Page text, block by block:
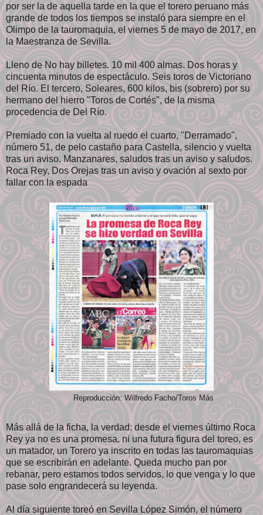
por ser la de aquella tarde en la que el torero peruano más
grande de todos los tiempos se instaló para siempre en el
Olimpo de la tauromaquia, el viernes 5 de mayo de 2017, en
la Maestranza de Sevilla.
Lleno de No hay billetes. 10 mil 400 almas. Dos horas y
cincuenta minutos de espectáculo. Seis toros de Victoriano
del Río. El tercero, Soleares, 600 kilos, bis (sobrero) por su
hermano del hierro "Toros de Cortés", de la misma
procedencia de Del Río.
Premiado con la vuelta al ruedo el cuarto, "Derramado",
número 51, de pelo castaño para Castella, silencio y vuelta
tras un aviso. Manzanares, saludos tras un aviso y saludos.
Roca Rey, Dos Orejas tras un aviso y ovación al sexto por
fallar con la espada
Reproducción: Wilfredo Facho/Toros Más
Más allá de la ficha, la verdad: desde el viernes último Roca
Rey ya no es una promesa, ni una futura figura del toreo, es
un matador, un Torero ya inscrito en todas las tauromaquias
que se escribirán en adelante. Queda mucho pan por
rebanar, pero estamos todos servidos, lo que venga y lo que
pase solo engrandecerá su leyenda.
Al día siguiente toreó en Sevilla López Simón, el número